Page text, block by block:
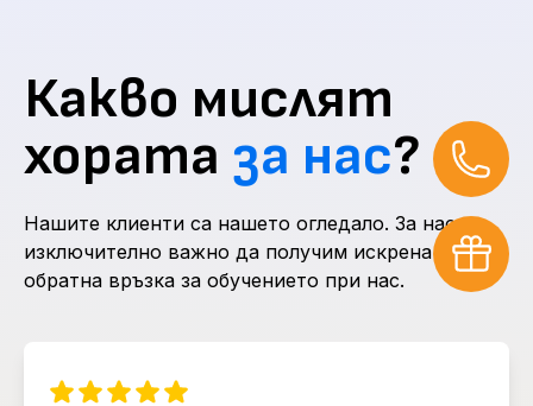
Какво мислят
хората за нас?
Нашите клиенти са нашето огледало. За нас е
изключително важно да получим искрена
обратна връзка за обучението при нас.